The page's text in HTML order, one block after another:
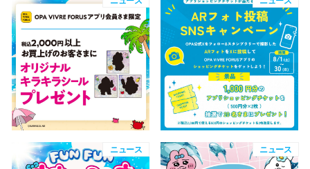
ニュース ニュース
施設案内
アクセ
スタッ
電話で
公式SNS